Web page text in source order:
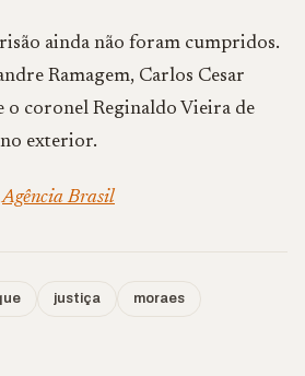
ainda não foram cumpridos.
Ramagem, Carlos Cesar
o coronel Reginaldo Vieira de
exterior.
Agência Brasil
justiça moraes